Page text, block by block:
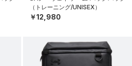
（トレーニング/UNISEX）
￥12,980